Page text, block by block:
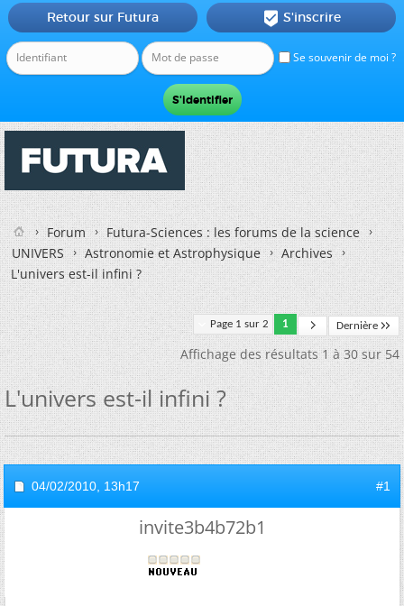
Se souvenir de moi ?
Retour sur Futura  S'inscrire
Forum
Futura-Sciences : les forums de la science
UNIVERS
Astronomie et Astrophysique
Archives
L'univers est-il infini ?
Page 1 sur 2 1 Dernière
Affichage des résultats 1 à 30 sur 54
L'univers est-il infini ?
04/02/2010, 13h17 #1
invite3b4b72b1